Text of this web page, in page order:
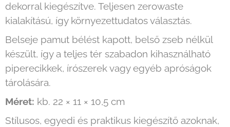
dekorral kiegészítve. Teljesen zerowaste
kialakítású, így környezettudatos választás.
Belseje pamut bélést kapott, belső zseb nélkül
készült, így a teljes tér szabadon kihasználható
piperecikkek, írószerek vagy egyéb apróságok
tárolására.
Méret: kb. 22 × 11 × 10,5 cm
Stílusos, egyedi és praktikus kiegészítő azoknak,